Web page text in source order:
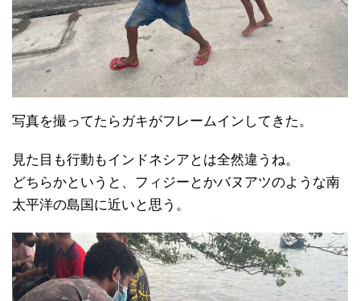
写真を撮ってたらガキがフレームインしてきた。
見た目も行動もインドネシアとは全然違うね。
どちらかというと、フィジーとかバヌアツのような南
太平洋の島国に近いと思う。